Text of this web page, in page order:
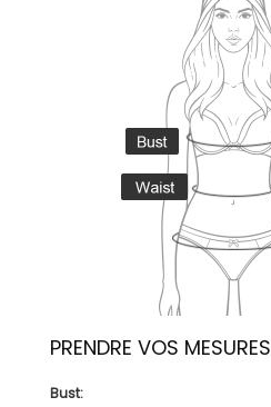
PRENDRE VOS MESURES
Bust: